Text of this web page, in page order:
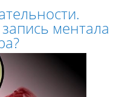
ментала